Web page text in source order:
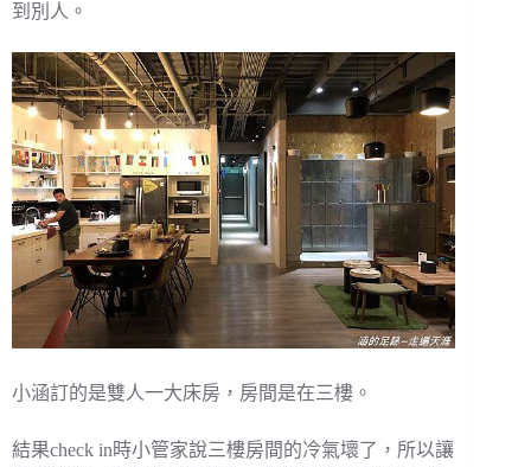
到別人。
小涵訂的是雙人一大床房，房間是在三樓。
結果check in時小管家說三樓房間的冷氣壞了，所以讓